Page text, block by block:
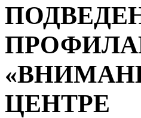
ЦЕНТРЕ